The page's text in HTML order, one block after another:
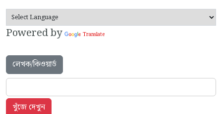
Powered by Translate
লেখক/কিওয়ার্ড